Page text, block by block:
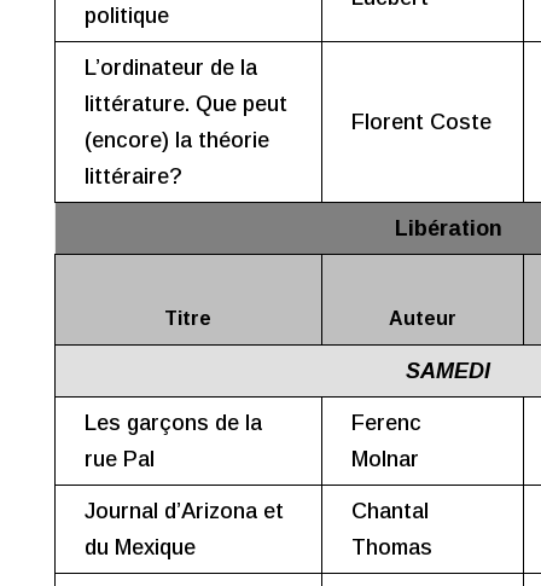
politique
L’ordinateur de la
littérature. Que peut
(encore) la théorie
littéraire?
Florent Coste
Libération
Titre Auteur
SAMEDI
Les garçons de la
rue Pal
Ferenc
Molnar
Journal d’Arizona et
du Mexique
Chantal
Thomas